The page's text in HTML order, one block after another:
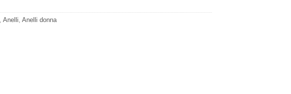
Anelli Anelli donna